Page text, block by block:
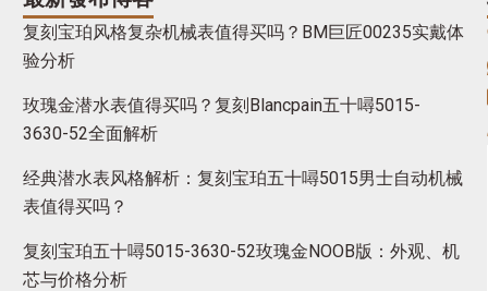
复刻宝珀风格复杂机械表值得买吗？BM巨匠00235实戴体
验分析
玫瑰金潜水表值得买吗？复刻Blancpain五十噚5015-
3630-52全面解析
经典潜水表风格解析：复刻宝珀五十噚5015男士自动机械
表值得买吗？
复刻宝珀五十噚5015-3630-52玫瑰金NOOB版：外观、机
芯与价格分析